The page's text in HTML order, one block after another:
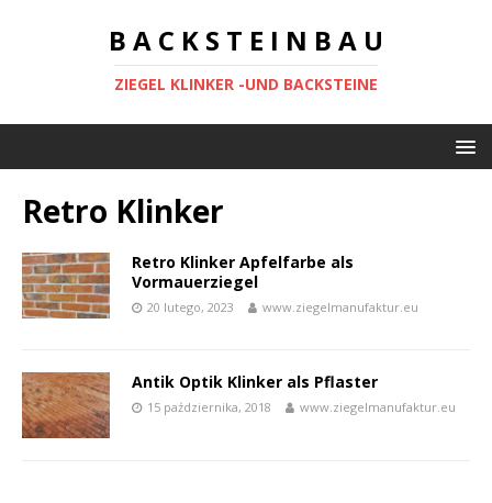
B A C K S T E I N B A U
ZIEGEL KLINKER -UND BACKSTEINE
Retro Klinker
Retro Klinker Apfelfarbe als
Vormauerziegel
20 lutego, 2023 www.ziegelmanufaktur.eu
Antik Optik Klinker als Pflaster
15 października, 2018 www.ziegelmanufaktur.eu